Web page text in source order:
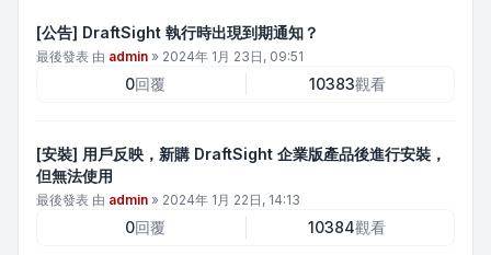
[公告] DraftSight 執行時出現到期通知？
最後發表 由 admin » 2024年 1月 23日, 09:51
0回覆 10383觀看
[安裝] 用戶反映，新購 DraftSight 企業版產品後進行安裝，
但無法使用
最後發表 由 admin » 2024年 1月 22日, 14:13
0回覆 10384觀看